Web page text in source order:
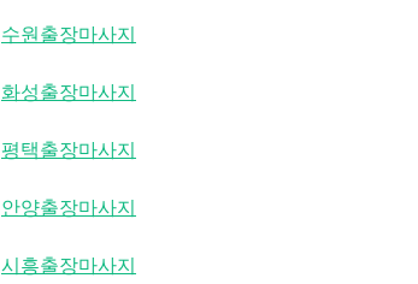
수원출장마사지
화성출장마사지
평택출장마사지
안양출장마사지
시흥출장마사지